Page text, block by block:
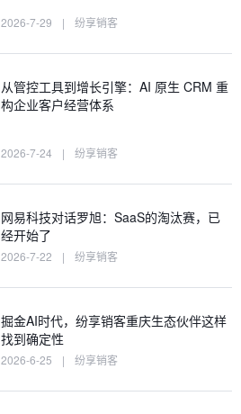
2026-7-29 | 纷享销客
从管控工具到增长引擎：AI 原生 CRM 重
构企业客户经营体系
2026-7-24 | 纷享销客
网易科技对话罗旭：SaaS的淘汰赛，已
经开始了
2026-7-22 | 纷享销客
掘金AI时代，纷享销客重庆生态伙伴这样
找到确定性
2026-6-25 | 纷享销客